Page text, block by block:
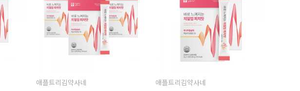
애플트리김약사네 애플트리김약사네